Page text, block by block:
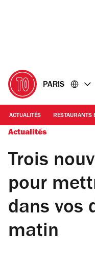
PARIS
ACTUALITÉS RESTAURANTS
Actualités
Trois
pour
dans vos
matin